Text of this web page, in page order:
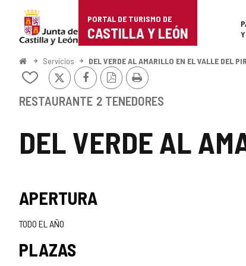
Portal
de
Turismo
Castilla
León
PORTAL DE TURISMO DE
CASTILLA Y LEÓN
InicioServicios DEL VERDE AL AMARILLO EN EL VALLE DEL
DEL VERDE AL
Añadir/quitar
mis
X FacebookVersión
PDF
Imprimir
RESTAURANTE 2 TENEDORES
APERTURA
TODO EL AÑO
PLAZAS